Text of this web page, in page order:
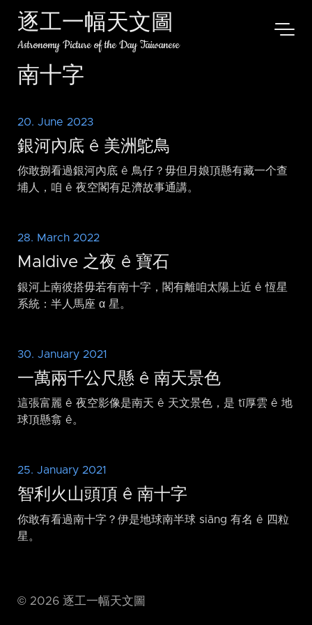
逐工一幅天文圖
Astronomy Picture of the Day Taiwanese
南十字
20. June 2023
銀河內底 ê 美洲鴕鳥
你敢捌看過銀河內底 ê 鳥仔？毋但月娘頂懸有藏一个查
埔人，咱 ê 夜空閣有足濟故事通講。
28. March 2022
Maldive 之夜 ê 寶石
銀河上南彼搭毋若有南十字，閣有離咱太陽上近 ê 恆星
系統：半人馬座 α 星。
30. January 2021
一萬兩千公尺懸 ê 南天景色
這張富麗 ê 夜空影像是南天 ê 天文景色，是 tī厚雲 ê 地
球頂懸翕 ê。
25. January 2021
智利火山頭頂 ê 南十字
你敢有看過南十字？伊是地球南半球 siāng 有名 ê 四粒
星。
© 2026 逐工一幅天文圖